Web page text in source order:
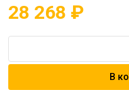
28 268 ₽
Радиатор,
В